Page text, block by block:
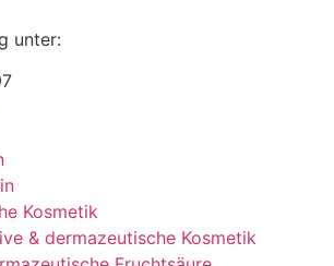
unter:
Kosmetik
& dermazeutische Kosmetik